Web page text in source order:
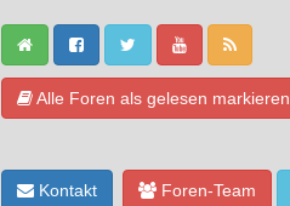
Alle Foren als gelesen markieren
Kontakt Foren-Team